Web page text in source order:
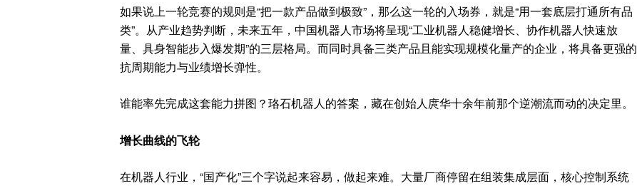
如果说上一轮竞赛的规则是“把一款产品做到极致”，那么这一轮的入场券，就是“用一套底层打通所有品
类”。从产业趋势判断，未来五年，中国机器人市场将呈现“工业机器人稳健增长、协作机器人快速放
量、具身智能步入爆发期”的三层格局。而同时具备三类产品且能实现规模化量产的企业，将具备更强的
抗周期能力与业绩增长弹性。
谁能率先完成这套能力拼图？珞石机器人的答案，藏在创始人庹华十余年前那个逆潮流而动的决定里。
增长曲线的飞轮
在机器人行业，“国产化”三个字说起来容易，做起来难。大量厂商停留在组装集成层面，核心控制系统